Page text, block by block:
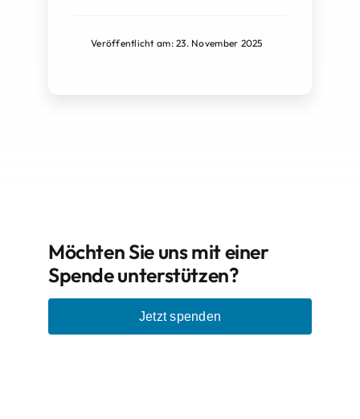
Veröffentlicht am: 23. November 2025
Möchten Sie uns mit einer
Spende unterstützen?
Jetzt spenden